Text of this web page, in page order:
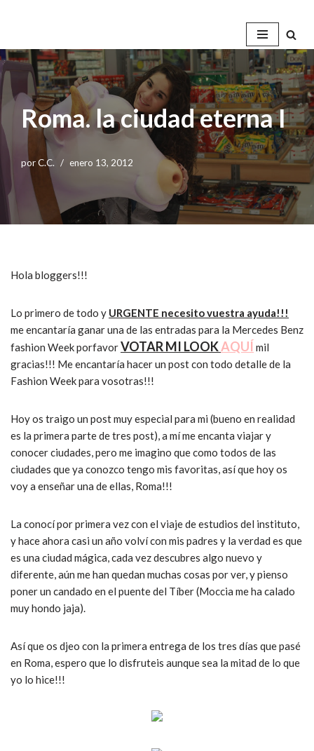
al
contenido
Roma. la ciudad eterna I
porC.C. enero 13, 2012
Hola bloggers!!!
Lo primero de todo y URGENTE necesito vuestra ayuda!!!
me encantaría ganar una de las entradas para la Mercedes Benz
fashion Week porfavorVOTAR MI LOOKAQUÍ mil
gracias!!! Me encantaría hacer un post con todo detalle de la
Fashion Week para vosotras!!!
Hoy os traigo un post muy especial para mi (bueno en realidad
es la primera parte de tres post), a mí me encanta viajar y
conocer ciudades, pero me imagino que como todos de las
ciudades que ya conozco tengo mis favoritas, así que hoy os
voy a enseñar una de ellas, Roma!!!
La conocí por primera vez con el viaje de estudios del instituto,
y hace ahora casi un año volví con mis padres y la verdad es que
es una ciudad mágica, cada vez descubres algo nuevo y
diferente, aún me han quedan muchas cosas por ver, y pienso
poner un candado en el puente del Tíber (Moccia me ha calado
muy hondo jaja).
Así que os djeo con la primera entrega de los tres días que pasé
en Roma, espero que lo disfruteis aunque sea la mitad de lo que
yo lo hice!!!